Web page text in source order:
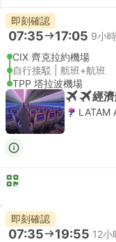
即刻確認
07:35 17:05 9小
CIX 齊克拉約機場
自行接駁 | 航班+航班
TPP 塔拉波機場
經
LATAM
即刻確認
07:35 19:55 12小